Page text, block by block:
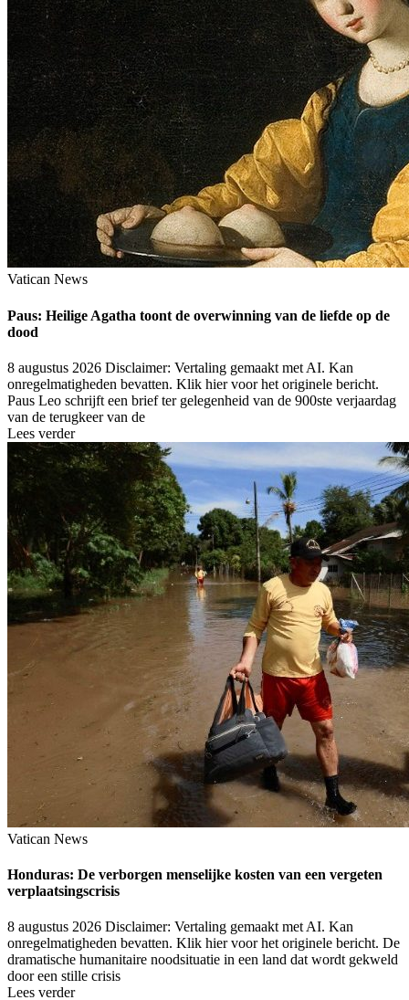
Vatican News
Paus: Heilige Agatha toont de overwinning van de liefde op de
dood
8 augustus 2026 Disclaimer: Vertaling gemaakt met AI. Kan
onregelmatigheden bevatten. Klik hier voor het originele bericht.
Paus Leo schrijft een brief ter gelegenheid van de 900ste verjaardag
van de terugkeer van de
Lees verder
Vatican News
Honduras: De verborgen menselijke kosten van een vergeten
verplaatsingscrisis
8 augustus 2026 Disclaimer: Vertaling gemaakt met AI. Kan
onregelmatigheden bevatten. Klik hier voor het originele bericht. De
dramatische humanitaire noodsituatie in een land dat wordt gekweld
door een stille crisis
Lees verder